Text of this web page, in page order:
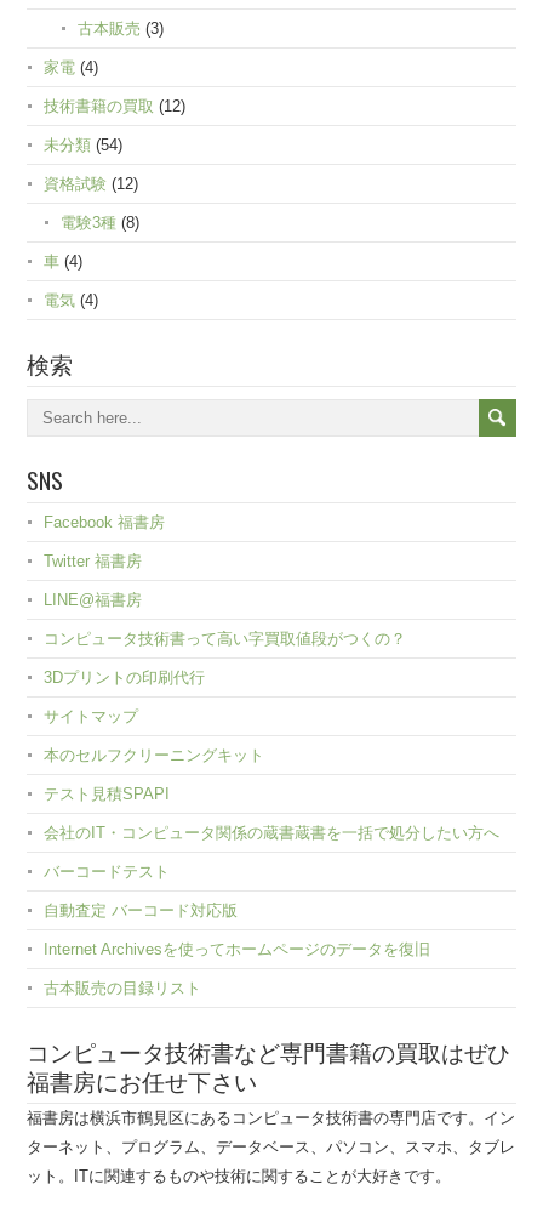
古本販売 (3)
家電 (4)
技術書籍の買取 (12)
未分類 (54)
資格試験 (12)
電験3種 (8)
車 (4)
電気 (4)
検索
SNS
Facebook 福書房
Twitter 福書房
LINE@福書房
コンピュータ技術書って高い字買取値段がつくの？
3Dプリントの印刷代行
サイトマップ
本のセルフクリーニングキット
テスト見積SPAPI
会社のIT・コンピュータ関係の蔵書蔵書を一括で処分したい方へ
バーコードテスト
自動査定 バーコード対応版
Internet Archivesを使ってホームページのデータを復旧
古本販売の目録リスト
コンピュータ技術書など専門書籍の買取はぜひ
福書房にお任せ下さい
福書房は横浜市鶴見区にあるコンピュータ技術書の専門店です。イン
ターネット、プログラム、データベース、パソコン、スマホ、タブレ
ット。ITに関連するものや技術に関することが大好きです。